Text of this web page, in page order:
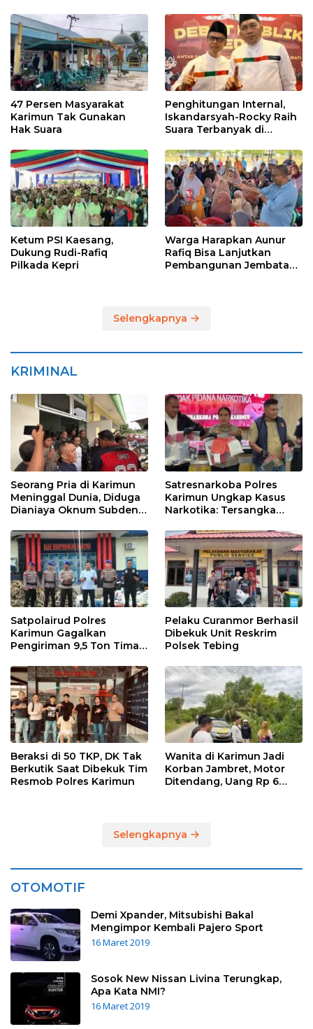
47 Persen Masyarakat
Karimun Tak Gunakan
Hak Suara
Penghitungan Internal,
Iskandarsyah-Rocky Raih
Suara Terbanyak di
Ketum PSI Kaesang,
Dukung Rudi-Rafiq
Pilkada Kepri
Warga Harapkan Aunur
Rafiq Bisa Lanjutkan
Pembangunan Jembatan
Selengkapnya
KRIMINAL
Seorang Pria di Karimun
Meninggal Dunia, Diduga
Dianiaya Oknum Subden
Satresnarkoba Polres
Karimun Ungkap Kasus
Narkotika: Tersangka
Internasional
Satpolairud Polres
Karimun Gagalkan
Pengiriman 9,5 Ton Timah
Tersangka Diamankan
Pelaku Curanmor Berhasil
Dibekuk Unit Reskrim
Polsek Tebing
Beraksi di 50 TKP, DK Tak
Berkutik Saat Dibekuk Tim
Resmob Polres Karimun
Wanita di Karimun Jadi
Korban Jambret, Motor
Ditendang, Uang Rp 6
Selengkapnya
OTOMOTIF
Demi Xpander, Mitsubishi Bakal
Mengimpor Kembali Pajero Sport
16 Maret 2019
Sosok New Nissan Livina Terungkap,
Apa Kata NMI?
16 Maret 2019